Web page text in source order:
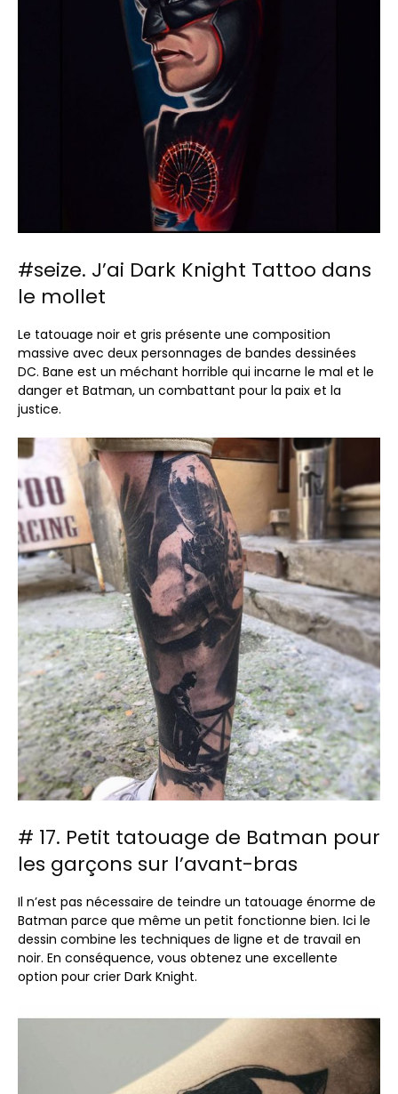
#seize. J’ai Dark Knight Tattoo dans
le mollet
Le tatouage noir et gris présente une composition
massive avec deux personnages de bandes dessinées
DC. Bane est un méchant horrible qui incarne le mal et le
danger et Batman, un combattant pour la paix et la
justice.
# 17. Petit tatouage de Batman pour
les garçons sur l’avant-bras
Il n’est pas nécessaire de teindre un tatouage énorme de
Batman parce que même un petit fonctionne bien. Ici le
dessin combine les techniques de ligne et de travail en
noir. En conséquence, vous obtenez une excellente
option pour crier Dark Knight.